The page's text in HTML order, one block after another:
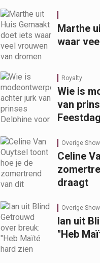
Marthe
waar
Royalty
Wie is
van
Overige
Celine
draagt
Overige
Ian uit
"Heb